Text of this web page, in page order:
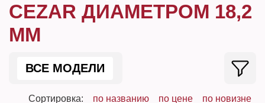
CEZAR ДИАМЕТРОМ 18,2
ММ
ВСЕ МОДЕЛИ
Сортировка: по названию по цене по новизне